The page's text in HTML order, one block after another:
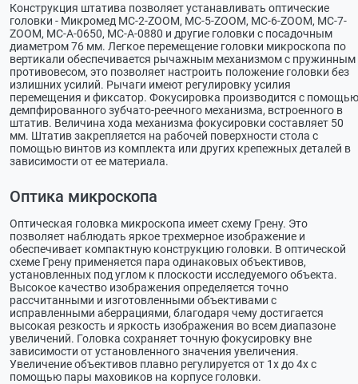
Конструкция штатива позволяет устанавливать оптические
головки - Микромед МС-2-ZOOM, МС-5-ZOOM, МС-6-ZOOM, МС-7-
ZOOM, MC-А-0650, MC-А-0880 и другие головки с посадочным
диаметром 76 мм. Легкое перемещение головки микроскопа по
вертикали обеспечивается рычажным механизмом с пружинным
противовесом, это позволяет настроить положение головки без
излишних усилий. Рычаги имеют регулировку усилия
перемещения и фиксатор. Фокусировка производится с помощью
демпфированного зубчато-реечного механизма, встроенного в
штатив. Величина хода механизма фокусировки составляет 50
мм. Штатив закрепляется на рабочей поверхности стола с
помощью винтов из комплекта или других крепежных деталей в
зависимости от ее материала.
Оптика микроскопа
Оптическая головка микроскопа имеет схему Грену. Это
позволяет наблюдать яркое трехмерное изображение и
обеспечивает компактную конструкцию головки. В оптической
схеме Грену применяется пара одинаковых объективов,
установленных под углом к плоскости исследуемого объекта.
Высокое качество изображения определяется точно
рассчитанными и изготовленными объективами с
исправленными аберрациями, благодаря чему достигается
высокая резкость и яркость изображения во всем диапазоне
увеличений. Головка сохраняет точную фокусировку вне
зависимости от установленного значения увеличения.
Увеличение объективов плавно регулируется от 1х до 4х с
помощью пары маховиков на корпусе головки.